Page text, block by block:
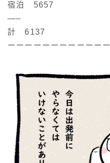
宿泊 5657
—–
計 6137
ーーーーーーーーーーーー